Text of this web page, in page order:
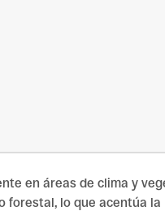
en áreas de clima y
forestal, lo que acentúa